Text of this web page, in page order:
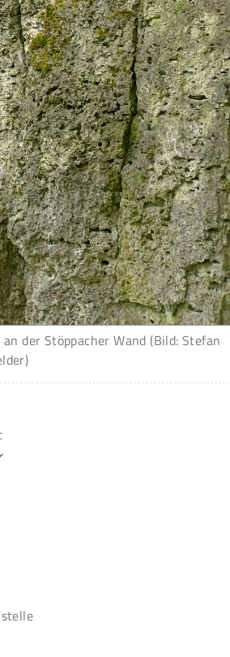
der Stöppacher Wand (Bild: Stefan